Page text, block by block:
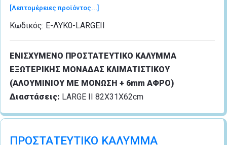
[Λεπτομέρειες προϊόντος...]
Κωδικός: Ε-ΛΥΚ0-LARGEII
ΕΝΙΣΧΥΜΕΝΟ ΠΡΟΣΤΑΤΕΥΤΙΚΟ ΚΑΛΥΜΜΑ
ΕΞΩΤΕΡΙΚΗΣ ΜΟΝΑΔΑΣ ΚΛΙΜΑΤΙΣΤΙΚΟΥ
(ΑΛΟΥΜΙΝΙΟΥ ΜΕ ΜΟΝΩΣΗ + 6mm ΑΦΡΟ)
Διαστάσεις: LARGE II 82Χ31Χ62cm
ΠΡΟΣΤΑΤΕΥΤΙΚΟ ΚΑΛΥΜΜΑ